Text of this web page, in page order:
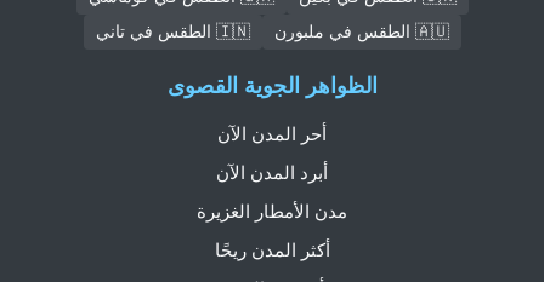
🇦🇺 الطقس في ملبورن
🇮🇳 الطقس في تاني
الظواهر الجوية القصوى
أحر المدن الآن
أبرد المدن الآن
مدن الأمطار الغزيرة
أكثر المدن ريحًا